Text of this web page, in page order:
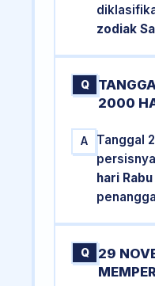
zodiak
Q
2000
A
Tanggal
hari Rabu
Q
29